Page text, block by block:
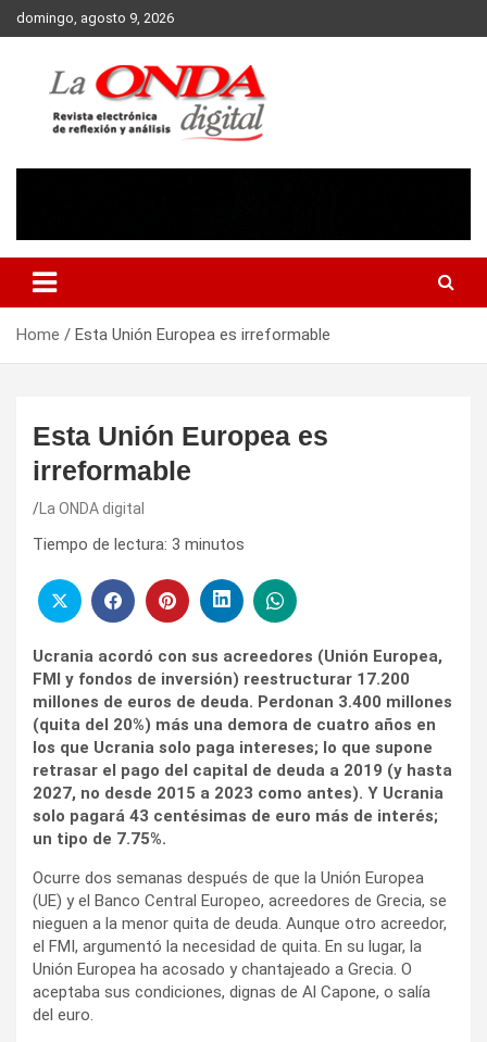
Skip
to
domingo, agosto 9, 2026
Home Esta Unión Europea es irreformable
Esta Unión Europea es
irreformable
La ONDA digital
Tiempo de lectura: 3 minutos
Ucrania acordó con sus acreedores (Unión Europea,
FMI y fondos de inversión) reestructurar 17.200
millones de euros de deuda. Perdonan 3.400 millones
(quita del 20%) más una demora de cuatro años en
los que Ucrania solo paga intereses; lo que supone
retrasar el pago del capital de deuda a 2019 (y hasta
2027, no desde 2015 a 2023 como antes). Y Ucrania
solo pagará 43 centésimas de euro más de interés;
un tipo de 7.75%.
Ocurre dos semanas después de que la Unión Europea
(UE) y el Banco Central Europeo, acreedores de Grecia, se
nieguen a la menor quita de deuda. Aunque otro acreedor,
el FMI, argumentó la necesidad de quita. En su lugar, la
Unión Europea ha acosado y chantajeado a Grecia. O
aceptaba sus condiciones, dignas de Al Capone, o salía
del euro.